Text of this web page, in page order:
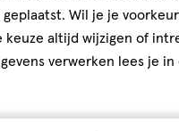
Gratisretour binnen 30
6
Wil je je
keuze altijd wijzigen of
verwerken lees je in